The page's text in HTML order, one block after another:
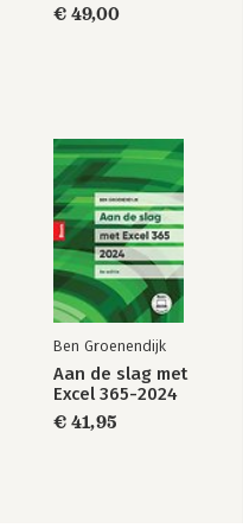
€ 49,00
Ben Groenendijk
Aan de slag met
Excel 365-2024
€ 41,95